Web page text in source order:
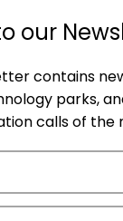
our
contains
parks,
calls of the